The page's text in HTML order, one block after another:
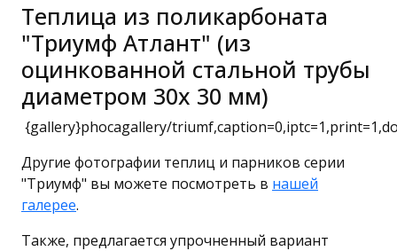
Теплица из поликарбоната
"Триумф Атлант" (из
оцинкованной стальной трубы
диаметром 30х 30 мм)
{gallery}phocagallery/
Другие фотографии теплиц и парников серии
"Триумф" вы можете посмотреть в нашей
галерее.
Также, предлагается упрочненный вариант